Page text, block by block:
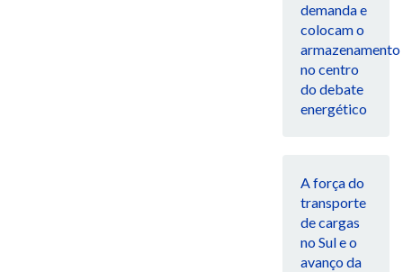
demanda e
colocam o
armazenamento
no centro
do debate
energético
A força do
transporte
de cargas
no Sul e o
avanço da